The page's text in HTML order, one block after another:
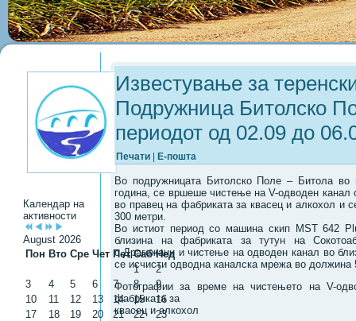
Календар на
активности
August 2026
Пон Вто Сре Чет Пет Саб Нед
1
2
3
4 5 6 7 8
9
10
11 12 13 14 15
16
17
18 19 20 21 22
23
Известување за
Подружница Битолско
периодот од 02.09 до
Печати Е-пошта
Во подружницата Битолско Поле – Битола во
година, се вршеше чистење на V-одводен канал
во правец на фабриката за квасец и алкохол и
300 метри.
Во истиот период со машина скип MST 642
близина на фабриката за тутун на
с.Драгожани и чистење на одводен канал во
се исчисти одводна каналска мрежа во должина
Фотографии за време на чистењето на V-
фабриката за
квасец и алкохол